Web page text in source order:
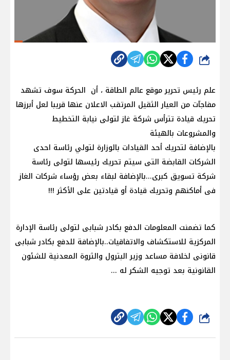
شارك
علم رئيس تحرير موقع عالم الطاقة ، أن الحركة سوف تشهد
مفاجآت من العيار الثقيل المرتقب الاعلان عنها قريبا لعل أبرزها
تحريك قيادة تترأس شركة غاز لتولى نيابة التخطيط
والمشروعات بالهيئة
بالإضافة لتحريك أحد القيادات بالوزارة لتولي رئاسة احدى
الشركات القابضة التى سيتم تحريك رئيسها لتولى رئاسة
شركة تسويق كبرى...بالإضافة لبقاء بعض رؤساء شركات الغاز
فى أماكنهم وتحريك قيادة أو قيادتين على الأكثر !!!
كما تضمنت المعلومات الدفع بكادر شبابى لتولى رئاسة الإدارة
المركزية للاستكشاف والاتفاقيات..بالإضافة للدفع بكادر شبابى
قانونى لخلافة مساعد وزير البترول والثروة المعدنية للشئون
القانونية بعد توجيه الشكر له ...
شارك